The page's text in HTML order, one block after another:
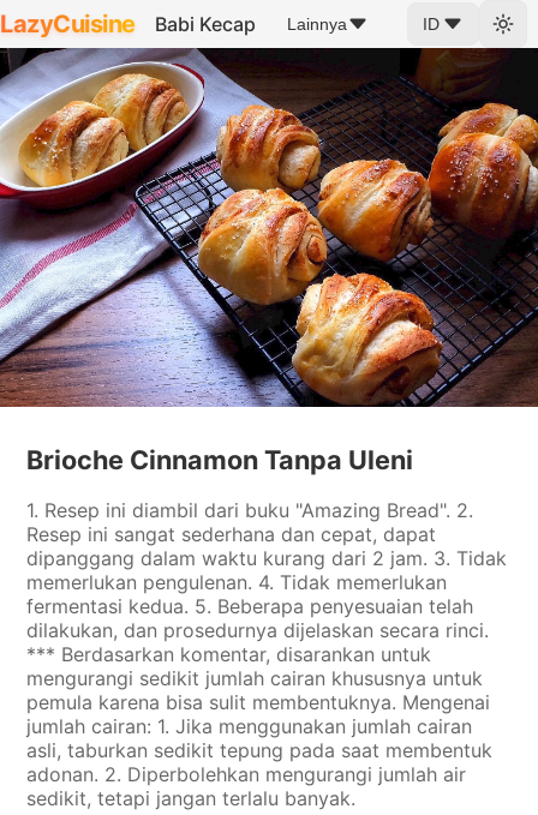
LazyCuisine Babi Kecap Lainnya ID
Brioche Cinnamon Tanpa Uleni
1. Resep ini diambil dari buku "Amazing Bread". 2.
Resep ini sangat sederhana dan cepat, dapat
dipanggang dalam waktu kurang dari 2 jam. 3. Tidak
memerlukan pengulenan. 4. Tidak memerlukan
fermentasi kedua. 5. Beberapa penyesuaian telah
dilakukan, dan prosedurnya dijelaskan secara rinci.
*** Berdasarkan komentar, disarankan untuk
mengurangi sedikit jumlah cairan khususnya untuk
pemula karena bisa sulit membentuknya. Mengenai
jumlah cairan: 1. Jika menggunakan jumlah cairan
asli, taburkan sedikit tepung pada saat membentuk
adonan. 2. Diperbolehkan mengurangi jumlah air
sedikit, tetapi jangan terlalu banyak.